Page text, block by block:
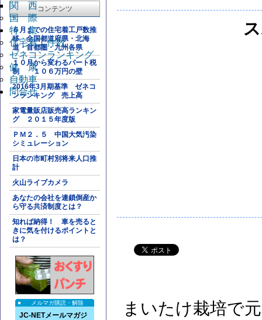
関 西
国 際
特 集
住宅着工件数
ゼネコンランキング
健 康
自動車
問合せ
コンテンツ
６月までの住宅着工戸数推
移 全国都道府県・北海
道・首都圏・九州各県
１０月から変わるパート税
制 １０６万円の壁
2016年3月期基準 ゼネコ
ンランキング 売上高
家電量販店販売高ランキン
グ ２０１５年度版
ＰＭ２．５ 中国大気汚染
シミュレーション
日本の市町村別将来人口推
計
火山ライブカメラ
あなたの会社を連鎖倒産か
ら守る共済制度とは？
知れば納得！ 車を売ると
きに気を付けるポイントと
は？
メルマガ購読・解除
JC-NETメールマガジ
まいたけ栽培で